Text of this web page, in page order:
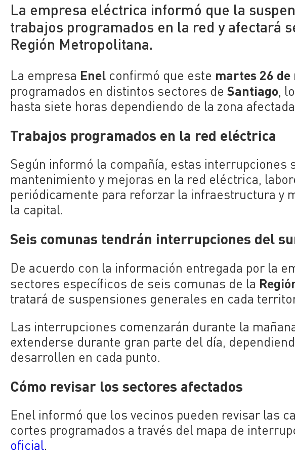
La empresa eléctrica informó que la
trabajos programados en la red y afectará
Región Metropolitana.
La empresa Enel confirmó que este martes 26 de
programados en distintos sectores deSantiago,
hasta siete horas dependiendo de la zona
Trabajos programados en la red eléctrica
Según informó la compañía, estas interrupciones
mantenimiento y mejoras en la red eléctrica,
periódicamente para reforzar la infraestructura y
la capital.
Seis comunas tendrán interrupciones del
De acuerdo con la información entregada por la
sectores específicos de seis comunas de la
tratará de suspensiones generales en cada
Las interrupciones comenzarán durante la
extenderse durante gran parte del día,
desarrollen en cada punto.
Cómo revisar los sectores afectados
Enel informó que los vecinos pueden revisar las
cortes programados a través del mapa de
oficial.